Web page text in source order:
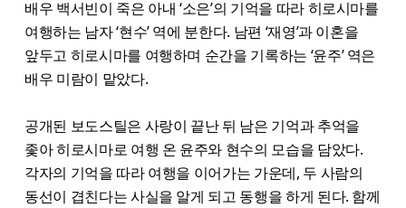
배우 백서빈이 죽은 아내 ‘소은’의 기억을 따라 히로시마를
여행하는 남자 ‘현수’ 역에 분한다. 남편 ‘재영’과 이혼을
앞두고 히로시마를 여행하며 순간을 기록하는 ‘윤주’ 역은
배우 미람이 맡았다.
공개된 보도스틸은 사랑이 끝난 뒤 남은 기억과 추억을
좇아 히로시마로 여행 온 윤주와 현수의 모습을 담았다.
각자의 기억을 따라 여행을 이어가는 가운데, 두 사람의
동선이 겹친다는 사실을 알게 되고 동행을 하게 된다. 함께